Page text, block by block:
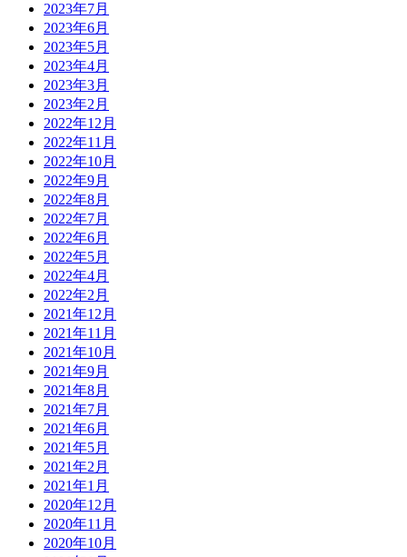
2023年7月
2023年6月
2023年5月
2023年4月
2023年3月
2023年2月
2022年12月
2022年11月
2022年10月
2022年9月
2022年8月
2022年7月
2022年6月
2022年5月
2022年4月
2022年2月
2021年12月
2021年11月
2021年10月
2021年9月
2021年8月
2021年7月
2021年6月
2021年5月
2021年2月
2021年1月
2020年12月
2020年11月
2020年10月